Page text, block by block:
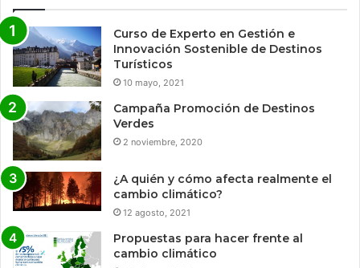
Curso de Experto en Gestión e
Innovación Sostenible de Destinos
Turísticos
10 mayo, 2021
Campaña Promoción de Destinos
Verdes
2 noviembre, 2020
¿A quién y cómo afecta realmente el
cambio climático?
12 agosto, 2021
Propuestas para hacer frente al
cambio climático